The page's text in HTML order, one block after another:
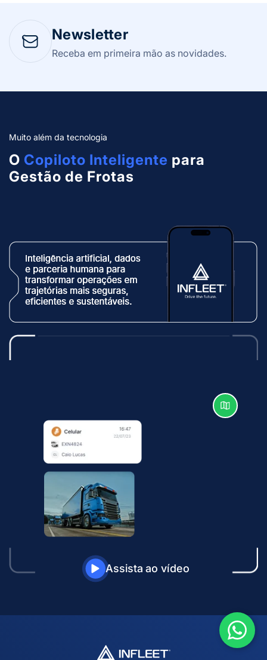
Newsletter
Receba em primeira mão as novidades.
Muito além da tecnologia
O Copiloto Inteligente para
Gestão de Frotas
Assista ao vídeo